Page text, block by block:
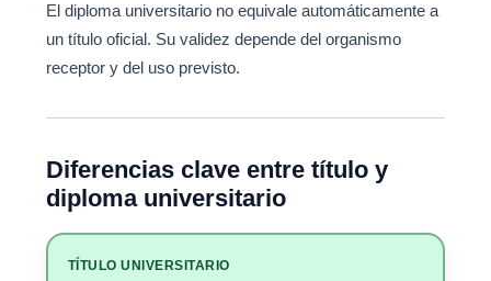
El diploma universitario no equivale automáticamente a
un título oficial. Su validez depende del organismo
receptor y del uso previsto.
Diferencias clave entre título y
diploma universitario
TÍTULO UNIVERSITARIO